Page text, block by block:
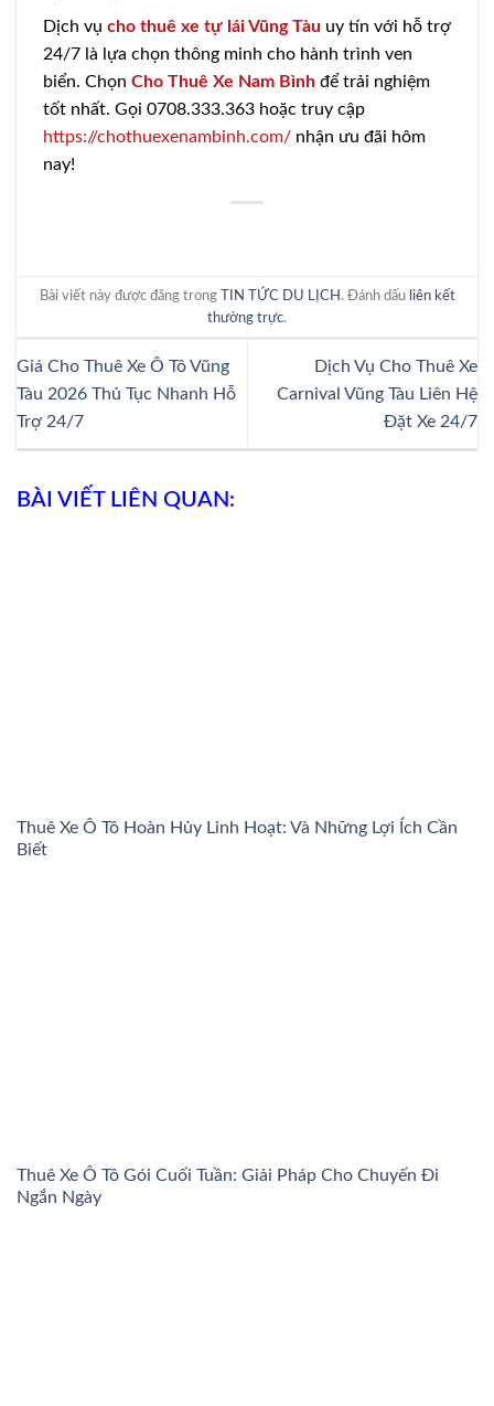
Dịch vụ cho thuê xe tự lái Vũng Tàu uy tín với hỗ trợ
24/7 là lựa chọn thông minh cho hành trình ven
biển. Chọn Cho Thuê Xe Nam Bình để trải nghiệm
tốt nhất. Gọi 0708.333.363 hoặc truy cập
https://chothuexenambinh.com/ nhận ưu đãi hôm
nay!
Bài viết này được đăng trong TIN TỨC DU LỊCH . Đánh dấu liên kết
thường trực.
Giá Cho Thuê Xe Ô Tô Vũng
Tàu 2026 Thủ Tục Nhanh Hỗ
Trợ 24/7
Dịch Vụ Cho Thuê Xe
Carnival Vũng Tàu Liên Hệ
Đặt Xe 24/7
BÀI VIẾT LIÊN QUAN:
Thuê Xe Ô Tô Hoàn Hủy Linh Hoạt: Và Những Lợi Ích Cần
Biết
Thuê Xe Ô Tô Gói Cuối Tuần: Giải Pháp Cho Chuyến Đi
Ngắn Ngày